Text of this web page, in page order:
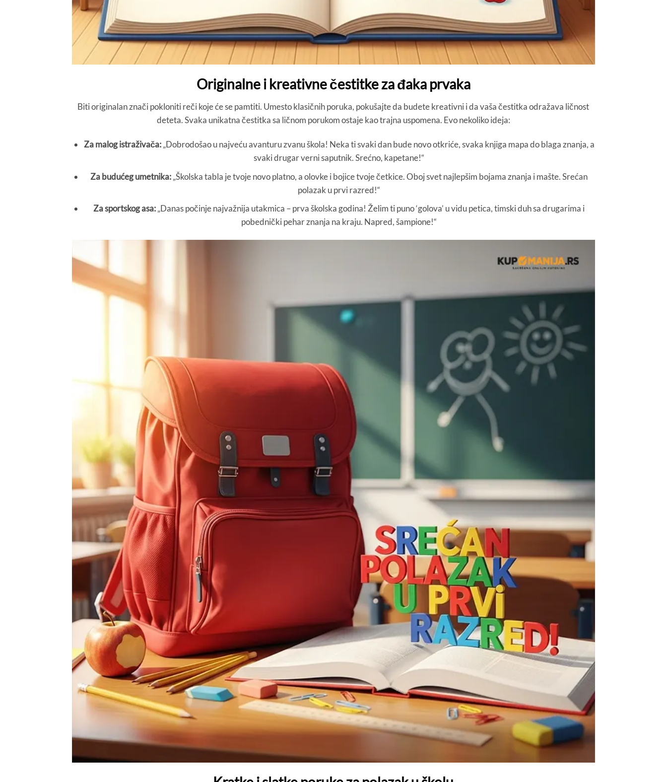
Originalne i kreativne čestitke za đaka prvaka
Biti originalan znači pokloniti reči koje će se pamtiti. Umesto klasičnih poruka, pokušajte da budete kreativni i da vaša čestitka odražava ličnost
deteta. Svaka unikatna čestitka sa ličnom porukom ostaje kao trajna uspomena. Evo nekoliko ideja:
Za malog istraživača:„Dobrodošao u najveću avanturu zvanu škola! Neka ti svaki dan bude novo otkriće, svaka knjiga mapa do blaga znanja, a
svaki drugar verni saputnik. Srećno, kapetane!“
Za budućeg umetnika:„Školska tabla je tvoje novo platno, a olovke i bojice tvoje četkice. Oboj svet najlepšim bojama znanja i mašte. Srećan
polazak u prvi razred!“
Za sportskog asa:„Danas počinje najvažnija utakmica – prva školska godina! Želim ti puno ‘golova’ u vidu petica, timski duh sa drugarima i
pobednički pehar znanja na kraju. Napred, šampione!“